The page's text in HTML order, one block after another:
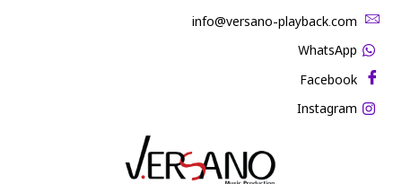
‫info@versano-playback.com‬
WhatsApp
Facebook
Instagram